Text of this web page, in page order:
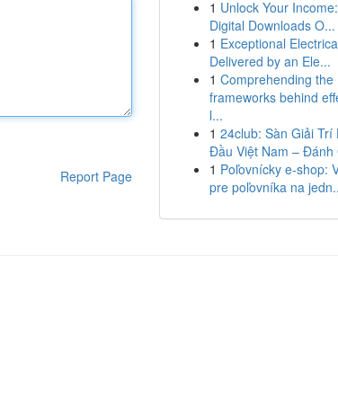
Report Page
1 Unlock Your
Digital Downloads O...
1 Exceptional
Delivered by an Ele...
1 Comprehending the
frameworks behind
l...
1 24club: Sàn Giải Trí
Đầu Việt Nam – Đánh
1 Poľovnícky e-shop:
pre poľovníka na